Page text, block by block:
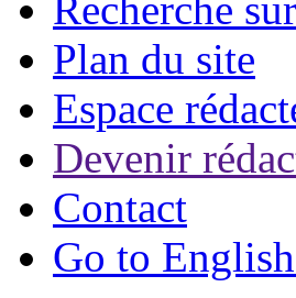
Plan du site
Espace
Devenir
Contact
Go to